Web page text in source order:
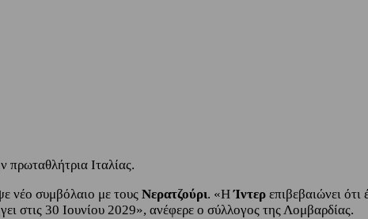
Ιταλίας.
νέο συμβόλαιο με τους Νερατζούρι. «ΗΊντερ επιβεβαιώνει
στις 30 Ιουνίου 2029», ανέφερε ο σύλλογος της Λομβαρδίας.